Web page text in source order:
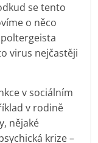
se tento
o něco
virus nejčastěji
v sociálním
v rodině
nějaké
krize –